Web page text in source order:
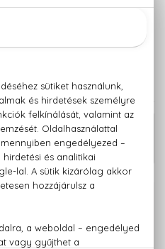
TERMÉKEK
Eau De Toilette
Mini 5 ml
5.760 Ft
ügyfélszolgálatunkat:+36 20